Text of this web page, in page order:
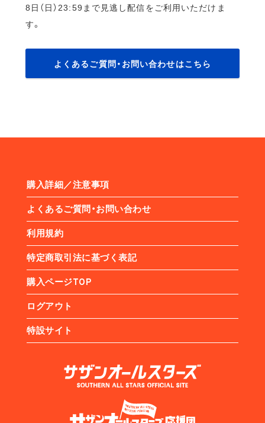
8日（日）23:59まで見逃し配信をご利用いただけま
す。
よくあるご質問・お問い合わせはこちら
購入詳細／注意事項
よくあるご質問・お問い合わせ
利用規約
特定商取引法に基づく表記
購入ページTOP
ログアウト
特設サイト